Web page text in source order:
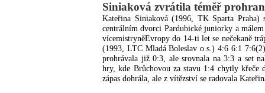
Siniaková zvrátila téměř
Kateřina Siniaková (1996, TK Sparta Praha)
centrálním dvorci Pardubické juniorky a málem
vícemistryněEvropy do 14-ti let se nečekaně
(1993, LTC Mladá Boleslav o.s.) 4:6 6:1
prohrávala již 0:3, ale srovnala na 3:3 a set
hry, kde Brůchovou za stavu 1:4 chytly křeče
zápas dohrála, ale z vítězství se radovala